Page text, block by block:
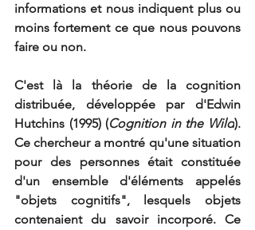
informations et nous indiquent plus ou
moins fortement ce que nous pouvons
faire ou non.
C'est là la théorie de la cognition
distribuée, développée par d'Edwin
Hutchins (1995) (Cognition in the Wild).
Ce chercheur a montré qu'une situation
pour des personnes était constituée
d'un ensemble d'éléments appelés
"objets cognitifs", lesquels objets
contenaient du savoir incorporé. Ce